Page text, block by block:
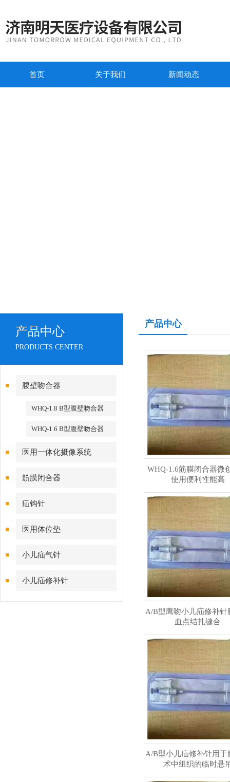
首页 关于我们 新闻动态
产品中心
PRODUCTS CENTER
腹壁吻合器
WHQ-1.8 B型腹壁吻合器
WHQ-1.6 B型腹壁吻合器
医用一体化摄像系统
筋膜闭合器
疝钩针
医用体位垫
小儿疝气针
小儿疝修补针
产品中心
WHQ-1.6筋膜闭合器微
使用便利性能高
A/B型鹰吻小儿疝修补针
血点结扎缝合
A/B型小儿疝修补针用于
术中组织的临时悬